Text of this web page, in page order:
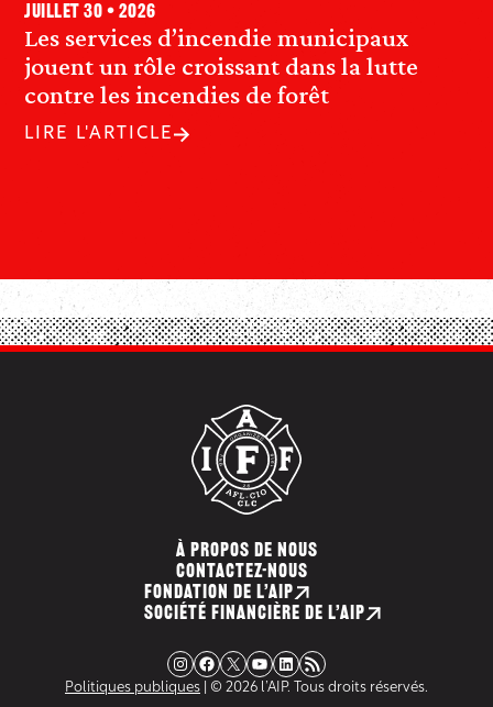
Les services d’incendie municipaux
jouent un rôle croissant dans la lutte
contre les incendies de forêt
juillet 30 • 2026
LIRE L'ARTICLE
À PROPOS DE NOUS
CONTACTEZ-NOUS
FONDATION DE L’AIP
SOCIÉTÉ FINANCIÈRE DE L’AIP
Instagram Facebook X YouTube LinkedIn Flux RSS
Politiques publiques | © 2026 l’AIP. Tous droits réservés.